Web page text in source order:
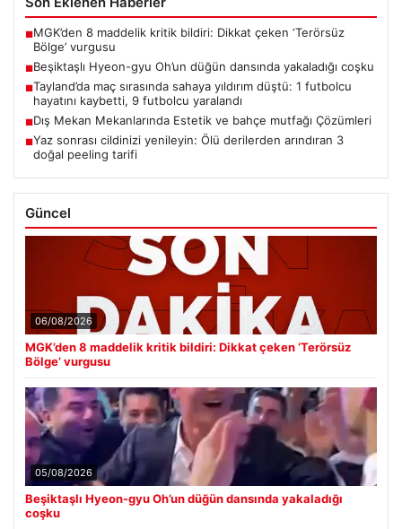
■MGK’den 8 maddelik kritik bildiri: Dikkat çeken ‘Terörsüz
Bölge’ vurgusu
■Beşiktaşlı Hyeon-gyu Oh’un düğün dansında yakaladığı coşku
■Tayland’da maç sırasında sahaya yıldırım düştü: 1 futbolcu
hayatını kaybetti, 9 futbolcu yaralandı
■Dış Mekan Mekanlarında Estetik ve bahçe mutfağı Çözümleri
■Yaz sonrası cildinizi yenileyin: Ölü derilerden arındıran 3
doğal peeling tarifi
Güncel
06/08/2026
MGK’den 8 maddelik kritik bildiri: Dikkat çeken ‘Terörsüz
Bölge’ vurgusu
05/08/2026
Beşiktaşlı Hyeon-gyu Oh’un düğün dansında yakaladığı
coşku